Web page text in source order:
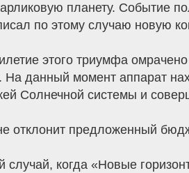
планету. Событие
по этому случаю новую
этого триумфа
На данный момент аппарат
Солнечной системы и
отклонит предложенный
случай, когда «Новые